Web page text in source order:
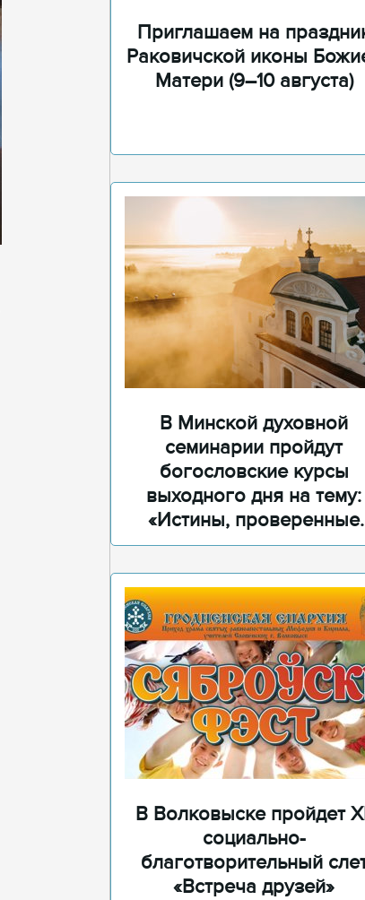
Приглашаем на
Раковичской иконы
Матери (9–10 августа)
В Минской духовной
семинарии пройдут
богословские курсы
выходного дня на тему:
«Истины, проверенные
временем»
В Волковыске пройдет
социально-
благотворительный
«Встреча друзей»